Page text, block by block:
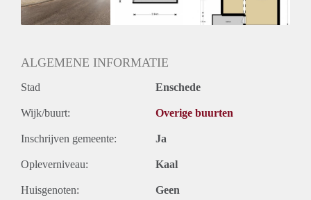
Huurtermijn
Onbepaalde termijn
ALGEMENE INFORMATIE
Stad Enschede
Wijk/buurt: Overige buurten
Inschrijven gemeente: Ja
Opleverniveau: Kaal
Huisgenoten: Geen